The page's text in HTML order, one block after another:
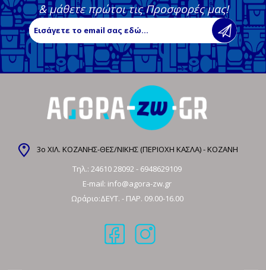
& μάθετε πρώτοι τις Προσφορές μας!
3ο ΧΙΛ. ΚΟΖΑΝΗΣ-ΘΕΣ/ΝΙΚΗΣ (ΠΕΡΙΟΧΗ ΚΑΣΛΑ) - ΚΟΖΑΝΗ
Τηλ.: 24610 28092- 6948629109
E-mail: info@agora-zw.gr
Ωράριο:ΔΕΥΤ. - ΠΑΡ. 09.00-16.00